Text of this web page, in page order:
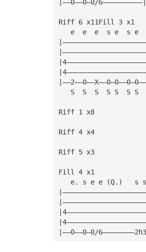
|——0——0—0/
Riff 6 x11Fill 3 x1
e  e  e  s e  s e
S  S  S  S S  S S
Riff 1 x8
Riff 4 x4
Riff 5 x3
Fill 4 x1
e. s e e (Q.)   s
|——0——0—0/